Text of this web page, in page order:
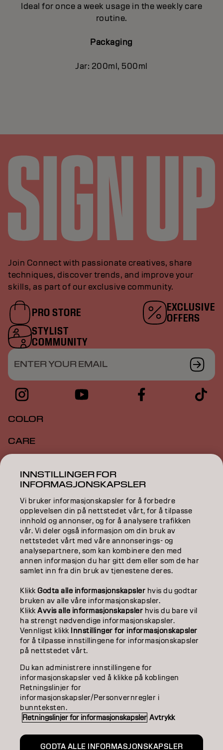
Ideal for once a week usage in the weekly care
routine.
Packaging
Jar: 200ml, 500ml
Join Connect with passionate creatives, share
techniques, discover trends, and improve your
skills, as part of our exclusive community.
PRO STORE
EXCLUSIVE
OFFERS
STYLIST
COMMUNITY
ENTER YOUR EMAIL
COLOR
CARE
STYLING
INSPIRATION
EDUCATION
ABOUT
SALON FINDER
BECOME A PARTNER
CONTACT US
ImprintPrivacy Policy Cookie Policy
Accessibility
NO | Norweian
Goldwell is part of
INNSTILLINGER FOR
INFORMASJONSKAPSLER
Vi bruker informasjonskapsler for å forbedre
opplevelsen din på nettstedet vårt, for å tilpasse
innhold og annonser, og for å analysere trafikken
vår. Vi deler også informasjon om din bruk av
nettstedet vårt med våre annonserings- og
analysepartnere, som kan kombinere den med
annen informasjon du har gitt dem eller som de har
samlet inn fra din bruk av tjenestene deres.
KlikkGodta alle informasjonskapsler hvis du godtar
bruken av alle våre informasjonskapsler.
KlikkAvvis alle informasjonskapsler hvis du bare vil
ha strengt nødvendige informasjonskapsler.
Vennligst klikk Innstillinger for informasjonskapsler
for å tilpasse innstillingene for informasjonskapsler
på nettstedet vårt.
Du kan administrere innstillingene for
informasjonskapsler ved å klikke på koblingen
Retningslinjer for
informasjonskapsler/Personvernregler i
bunnteksten.
Retningslinjer for informasjonskapsler Avtrykk
GODTA ALLE INFORMASJONSKAPSLER